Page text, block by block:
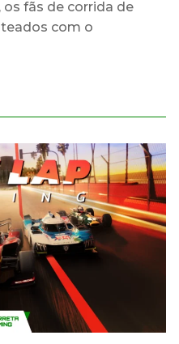
os fãs de corrida de
com o